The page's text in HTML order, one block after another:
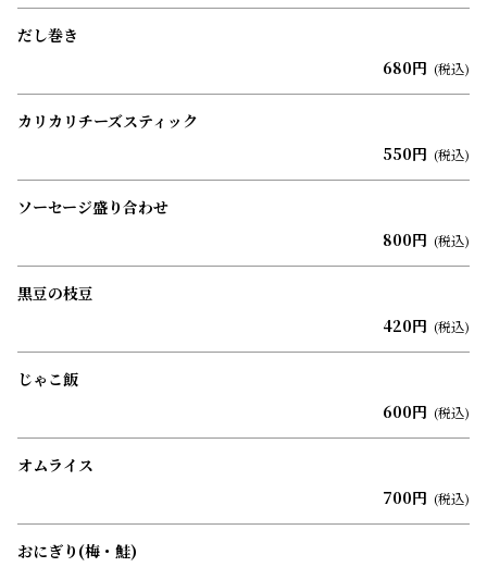
だし巻き
680円 (税込)
カリカリチーズスティック
550円 (税込)
ソーセージ盛り合わせ
800円 (税込)
黒豆の枝豆
420円 (税込)
じゃこ飯
600円 (税込)
オムライス
700円 (税込)
おにぎり(梅・鮭)